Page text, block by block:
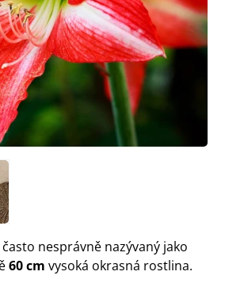
často nesprávně nazývaný jako
60 cm vysoká okrasná rostlina.